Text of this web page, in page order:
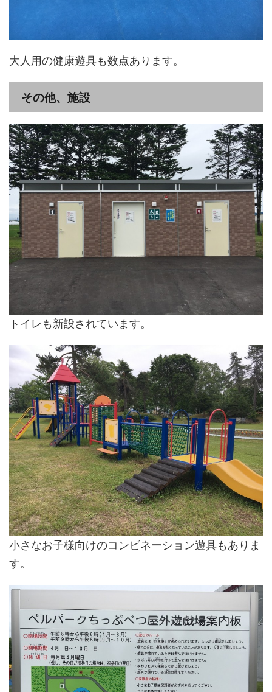
大人用の健康遊具も数点あります。
その他、施設
トイレも新設されています。
小さなお子様向けのコンビネーション遊具もありま
す。